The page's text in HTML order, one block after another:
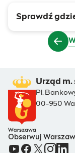
Sprawdź
Urząd m.
Pl.
00-950
Obserwuj